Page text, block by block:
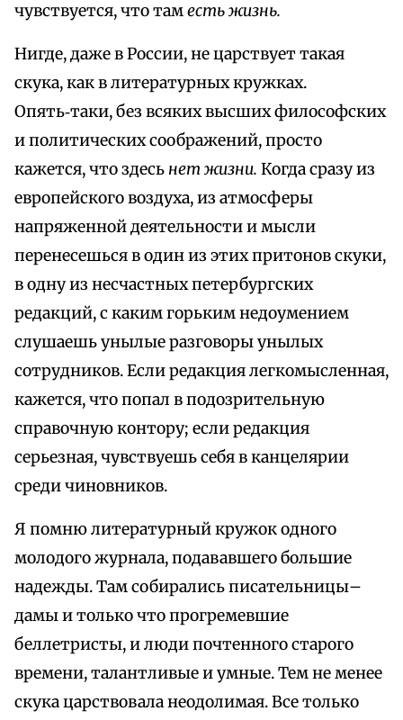
чувствуется, что таместь жизнь.
Нигде, даже в России, не царствует такая
скука, как в литературных кружках.
Опять‑таки, без всяких высших философских
и политических соображений, просто
кажется, что здесь нет жизни. Когда сразу из
европейского воздуха, из атмосферы
напряженной деятельности и мысли
перенесешься в один из этих притонов скуки,
в одну из несчастных петербургских
редакций, с каким горьким недоумением
слушаешь унылые разговоры унылых
сотрудников. Если редакция легкомысленная,
кажется, что попал в подозрительную
справочную контору; если редакция
серьезная, чувствуешь себя в канцелярии
среди чиновников.
Я помню литературный кружок одного
молодого журнала, подававшего большие
надежды. Там собирались писательницы–
дамы и только что прогремевшие
беллетристы, и люди почтенного старого
времени, талантливые и умные. Тем не менее
скука царствовала неодолимая. Все только